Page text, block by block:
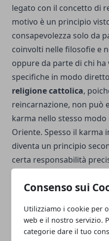
Consenso sui
Utilizziamo i cookie per
web e il nostro servizio.
categorie dare il tuo
legato con il concetto di
motivo è un principio
consapevolezza solo da
coinvolti nelle filosofie e
oppure da parte di chi
specifiche in modo
religione cattolica,
reincarnazione, non può
karma nello stesso
Oriente. Spesso il karma
diventa un principio
certa responsabilità
quanto riguarda una
Le leggi del karma
Esistono delle specifiche